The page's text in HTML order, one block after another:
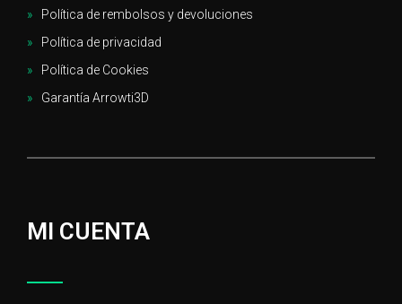
Política de rembolsos y devoluciones
Política de privacidad
Política de Cookies
Garantía Arrowti3D
MI CUENTA